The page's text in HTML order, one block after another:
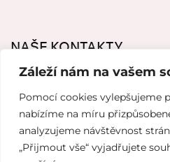
Záleží nám na vašem
Pomocí cookies vylepšujeme
nabízíme na míru
analyzujeme návštěvnost
„Přijmout vše“ vyjadřujete
NAŠE KONTAKTY
+420 776627318
U Pergamenky 12, Praha